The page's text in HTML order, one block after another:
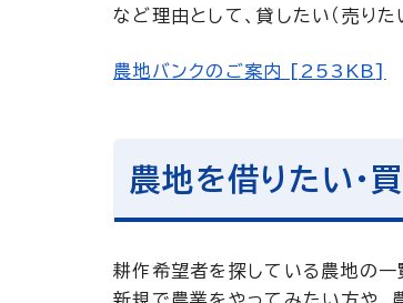
など理由として、貸したい（売り
農地バンクのご案内 [253KB]
農地を借りたい・
耕作希望者を探している農地の一